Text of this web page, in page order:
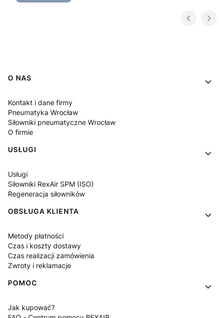
Linki w stopce
O NAS
Kontakt i dane firmy
Pneumatyka Wrocław
Siłowniki pneumatyczne Wrocław
O firmie
USŁUGI
Usługi
Siłowniki RexAir SPM (ISO)
Regeneracja siłowników
OBSŁUGA KLIENTA
Metody płatności
Czas i koszty dostawy
Czas realizacji zamówienia
Zwroty i reklamacje
POMOC
Jak kupować?